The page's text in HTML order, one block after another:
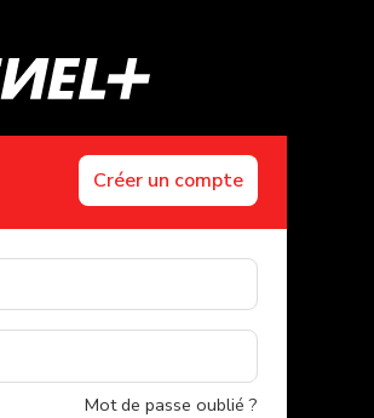
Créer un compte
Mot de passe oublié ?